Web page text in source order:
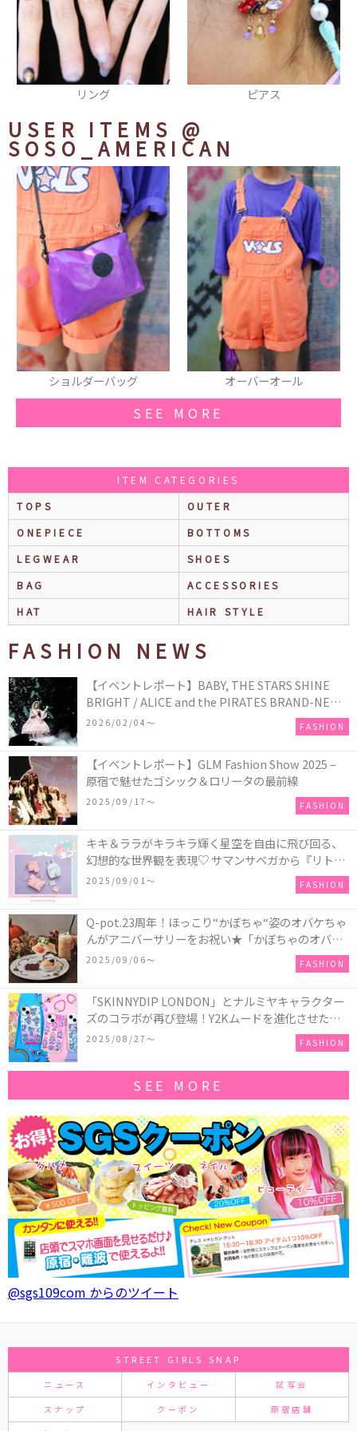
USER ITEMS @
SOSO_AMERICAN
ショルダーバッグ オーバーオール
SEE MORE
ITEM CATEGORIES
TOPS
OUTER
ONEPIECE
BOTTOMS
LEGWEAR
SHOES
BAG
ACCESSORIES
HAT
HAIR STYLE
FASHION NEWS
【イベントレポート】BABY, THE STARS SHINE
BRIGHT / ALICE and the PIRATES BRAND-NEW
COLLECTION in TOKYO
2026/02/04〜 FASHION
【イベントレポート】GLM Fashion Show 2025 –
原宿で魅せたゴシック＆ロリータの最前線
2025/09/17〜 FASHION
キキ＆ララがキラキラ輝く星空を自由に飛び回る、
幻想的な世界観を表現♡ サマンサベガから『リトル
ツインスターズ』50周年アニバーサリーイヤー』を
2025/09/01〜 FASHION
Q-pot.23周年！ほっこり“かぼちゃ“姿のオバケちゃ
んがアニバーサリーをお祝い★「かぼちゃのオバケ
ーキアクセサリー」が新発売！Q-pot CAFE.では
「かぼちゃのオバケーキプレート」も登場
2025/09/06〜 FASHION
「SKINNYDIP LONDON」とナルミヤキャラクター
ズのコラボが再び登場！Y2Kムードを進化させた新
作コレクションを発売♪
2025/08/27〜 FASHION
SEE MORE
@sgs109com からのツイート
STREET GIRLS SNAP
ニュース インタビュー 試写会
スナップ クーポン 原宿店舗